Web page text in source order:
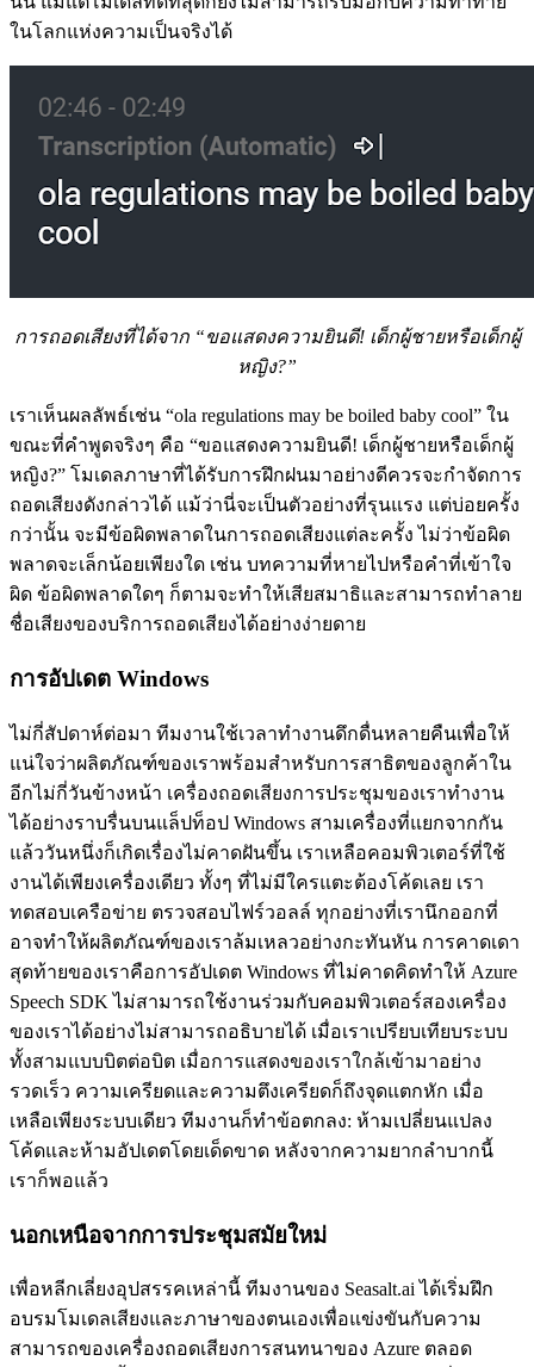
ในโลกแห่งความเป็นจริงได้
การถอดเสียงที่ได้จาก “ขอแสดงความยินดี! เด็กผู้ชายหรือเด็กผู้
หญิง?”
เราเห็นผลลัพธ์เช่น “ola regulations may be boiled baby cool” ใน
ขณะที่คำพูดจริงๆ คือ “ขอแสดงความยินดี! เด็กผู้ชายหรือเด็กผู้
หญิง?” โมเดลภาษาที่ได้รับการฝึกฝนมาอย่างดีควรจะกำจัดการ
ถอดเสียงดังกล่าวได้ แม้ว่านี่จะเป็นตัวอย่างที่รุนแรง แต่บ่อยครั้ง
กว่านั้น จะมีข้อผิดพลาดในการถอดเสียงแต่ละครั้ง ไม่ว่าข้อผิด
พลาดจะเล็กน้อยเพียงใด เช่น บทความที่หายไปหรือคำที่เข้าใจ
ผิด ข้อผิดพลาดใดๆ ก็ตามจะทำให้เสียสมาธิและสามารถทำลาย
ชื่อเสียงของบริการถอดเสียงได้อย่างง่ายดาย
การอัปเดต Windows
ไม่กี่สัปดาห์ต่อมา ทีมงานใช้เวลาทำงานดึกดื่นหลายคืนเพื่อให้
แน่ใจว่าผลิตภัณฑ์ของเราพร้อมสำหรับการสาธิตของลูกค้าใน
อีกไม่กี่วันข้างหน้า เครื่องถอดเสียงการประชุมของเราทำงาน
ได้อย่างราบรื่นบนแล็ปท็อป Windows สามเครื่องที่แยกจากกัน
แล้ววันหนึ่งก็เกิดเรื่องไม่คาดฝันขึ้น เราเหลือคอมพิวเตอร์ที่ใช้
งานได้เพียงเครื่องเดียว ทั้งๆ ที่ไม่มีใครแตะต้องโค้ดเลย เรา
ทดสอบเครือข่าย ตรวจสอบไฟร์วอลล์ ทุกอย่างที่เรานึกออกที่
อาจทำให้ผลิตภัณฑ์ของเราล้มเหลวอย่างกะทันหัน การคาดเดา
สุดท้ายของเราคือการอัปเดต Windows ที่ไม่คาดคิดทำให้ Azure
Speech SDK ไม่สามารถใช้งานร่วมกับคอมพิวเตอร์สองเครื่อง
ของเราได้อย่างไม่สามารถอธิบายได้ เมื่อเราเปรียบเทียบระบบ
ทั้งสามแบบบิตต่อบิต เมื่อการแสดงของเราใกล้เข้ามาอย่าง
รวดเร็ว ความเครียดและความตึงเครียดก็ถึงจุดแตกหัก เมื่อ
เหลือเพียงระบบเดียว ทีมงานก็ทำข้อตกลง: ห้ามเปลี่ยนแปลง
โค้ดและห้ามอัปเดตโดยเด็ดขาด หลังจากความยากลำบากนี้
เราก็พอแล้ว
นอกเหนือจากการประชุมสมัยใหม่
เพื่อหลีกเลี่ยงอุปสรรคเหล่านี้ ทีมงานของ Seasalt.ai ได้เริ่มฝึก
อบรมโมเดลเสียงและภาษาของตนเองเพื่อแข่งขันกับความ
สามารถของเครื่องถอดเสียงการสนทนาของ Azure ตลอด